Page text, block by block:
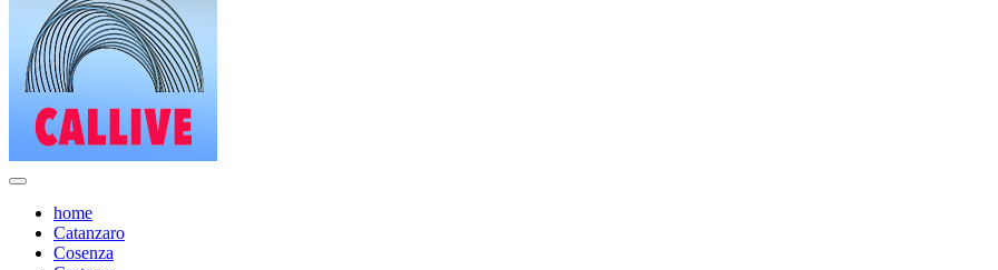
home
Catanzaro
Cosenza